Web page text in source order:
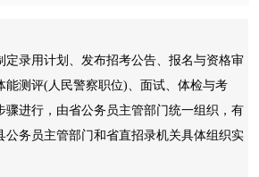
，有关工作由 ...
录用计划、发布招考公告、报名与资格审
能测评(人民警察职位)、面试、体检与考
骤进行，由省公务员主管部门统一组织，有
公务员主管部门和省直招录机关具体组织实